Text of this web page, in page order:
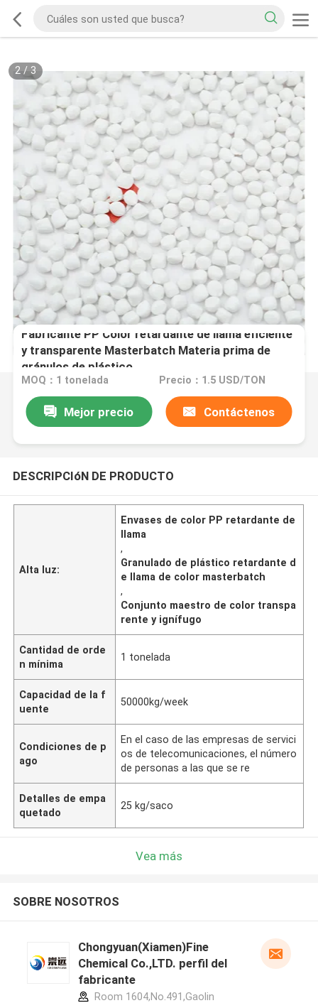
2/ 3
Fabricante PP Color retardante de llama eficiente
y transparente Masterbatch Materia prima de
gránulos de plástico
MOQ：1 tonelada Precio：1.5 USD/TON
Mejor precio Contáctenos
DESCRIPCIóN DE PRODUCTO
Alta luz:
Envases de color PP retardante de
llama
,
Granulado de plástico retardante d
e llama de color masterbatch
,
Conjunto maestro de color transpa
rente y ignífugo
Cantidad de orde
n mínima
1 tonelada
Capacidad de la f
uente
50000kg/week
Condiciones de p
ago
En el caso de las empresas de servici
os de telecomunicaciones, el número
de personas a las que se re
Detalles de empa
quetado
25 kg/saco
Vea más
SOBRE NOSOTROS
Chongyuan(Xiamen)Fine
Chemical Co.,LTD. perfil del
fabricante
Room 1604,No.491,Gaolin